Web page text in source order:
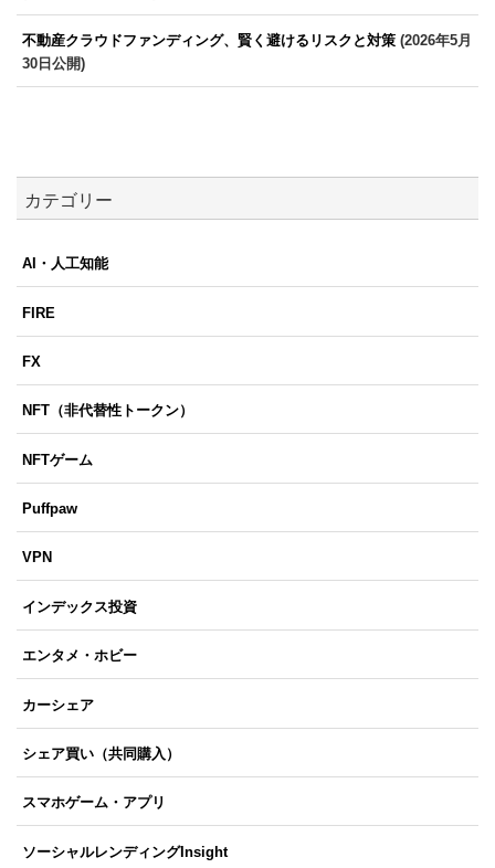
不動産クラウドファンディング、賢く避けるリスクと対策 (2026年5月
30日公開)
カテゴリー
AI・人工知能
FIRE
FX
NFT（非代替性トークン）
NFTゲーム
Puffpaw
VPN
インデックス投資
エンタメ・ホビー
カーシェア
シェア買い（共同購入）
スマホゲーム・アプリ
ソーシャルレンディングInsight